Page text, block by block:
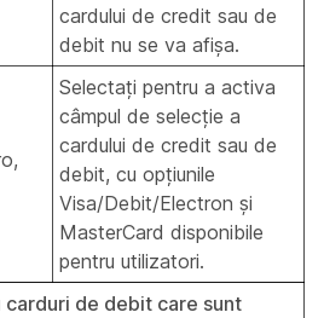
cardului de credit sau de
debit nu se va afișa.
Selectați pentru a activa
câmpul de selecție a
cardului de credit sau de
debit, cu opțiunile
Visa/Debit/Electron și
MasterCard disponibile
pentru utilizatori.
de debit care sunt